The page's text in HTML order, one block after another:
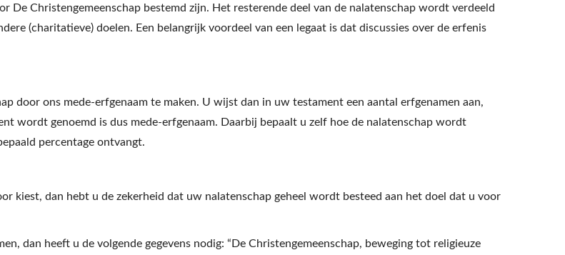
De Christengemeenschap bestemd zijn. Het resterende deel van de nalatenschap wordt verdeeld
(charitatieve) doelen. Een belangrijk voordeel van een legaat is dat discussies over de erfenis
door ons mede-erfgenaam te maken. U wijst dan in uw testament een aantal erfgenamen aan,
wordt genoemd is dus mede-erfgenaam. Daarbij bepaalt u zelf hoe de nalatenschap wordt
percentage ontvangt.
kiest, dan hebt u de zekerheid dat uw nalatenschap geheel wordt besteed aan het doel dat u voor
dan heeft u de volgende gegevens nodig: “De Christengemeenschap, beweging tot religieuze